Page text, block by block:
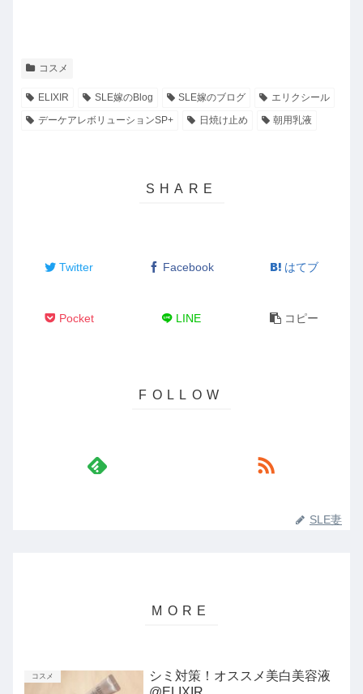
コスメ
ELIXIR SLE嫁のBlog SLE嫁のブログ
エリクシール
デーケアレボリューションSP+
日焼け止め 朝用乳液
Twitter Facebook はてブ
Pocket LINE コピー
SLE妻
コスメ
シミ対策！オススメ美白美容液